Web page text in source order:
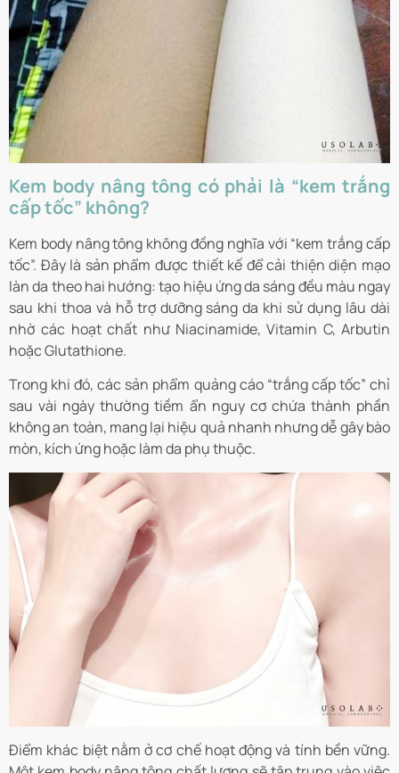
Kem body nâng tông có phải là “kem trắng
cấp tốc” không?
Kem body nâng tông không đồng nghĩa với “kem trắng cấp
tốc”. Đây là sản phẩm được thiết kế để cải thiện diện mạo
làn da theo hai hướng: tạo hiệu ứng da sáng đều màu ngay
sau khi thoa và hỗ trợ dưỡng sáng da khi sử dụng lâu dài
nhờ các hoạt chất như Niacinamide, Vitamin C, Arbutin
hoặc Glutathione.
Trong khi đó, các sản phẩm quảng cáo “trắng cấp tốc” chỉ
sau vài ngày thường tiềm ẩn nguy cơ chứa thành phần
không an toàn, mang lại hiệu quả nhanh nhưng dễ gây bào
mòn, kích ứng hoặc làm da phụ thuộc.
Điểm khác biệt nằm ở cơ chế hoạt động và tính bền vững.